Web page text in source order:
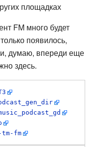
площадках
FM много будет
появилось,
думаю, впереди еще
здесь.
fm